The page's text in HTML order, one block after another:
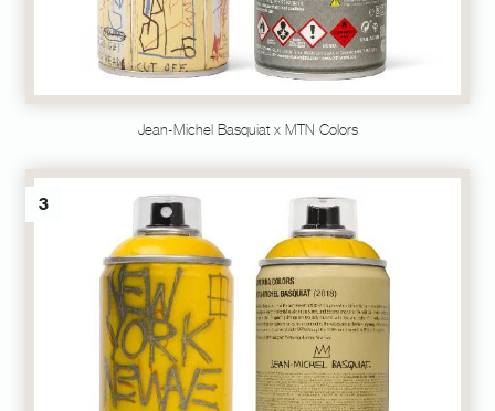
Jean-Michel Basquiat x MTN Colors
3